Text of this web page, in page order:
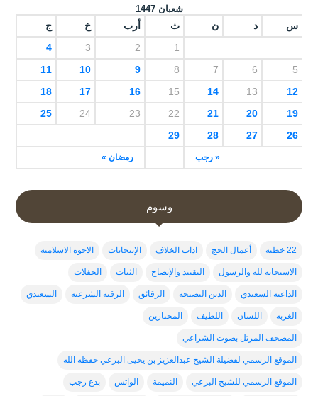
شعبان 1447
س د ن ث أرب خ ج
« رجب رمضان »
1
2
3
4
5
6
7
8
9
10
11
12
13
14
15
16
17
18
19
20
21
22
23
24
25
26
27
28
29
وسوم
22 خطبة أعمال الحج اداب الخلاف الإنتخابات الاخوة الاسلامية
الاستجابة لله والرسول التقييد والإيضاح الثبات الحفلات
الداعية السعيدي الدين النصيحة الرقائق الرقية الشرعية السعيدي
الغربة اللسان اللطيف المحتارين
المصحف المرتل بصوت الشراعي
الموقع الرسمي لفضيلة الشيخ عبدالعزيز بن يحيى البرعي حفظه الله
الموقع الرسمي للشيخ البرعي النميمة الواتس بدع رجب